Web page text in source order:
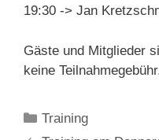
19:30 -> Jan
Gäste und Mitglieder
keine
Kategorien
Training